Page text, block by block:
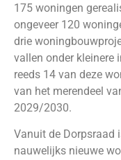
175 woningen
ongeveer 120
drie
vallen onder kleinere
reeds 14 van deze
van het merendeel
2029/2030.
Vanuit de Dorpsraad
nauwelijks nieuwe